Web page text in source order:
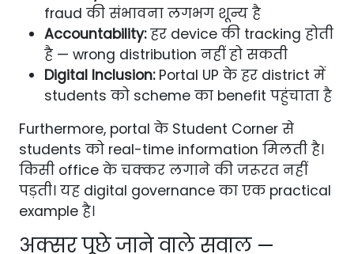
fraud की संभावना लगभग शून्य है
Accountability:हर device की tracking होती
है — wrong distribution नहीं हो सकती
Digital Inclusion:Portal UP के हर district में
students को scheme का benefit पहुंचाता है
Furthermore, portal के Student Corner से
students को real-time information मिलती है।
किसी office के चक्कर लगाने की जरूरत नहीं
पड़ती। यह digital governance का एक practical
example है।
अक्सर पूछे जाने वाले सवाल —